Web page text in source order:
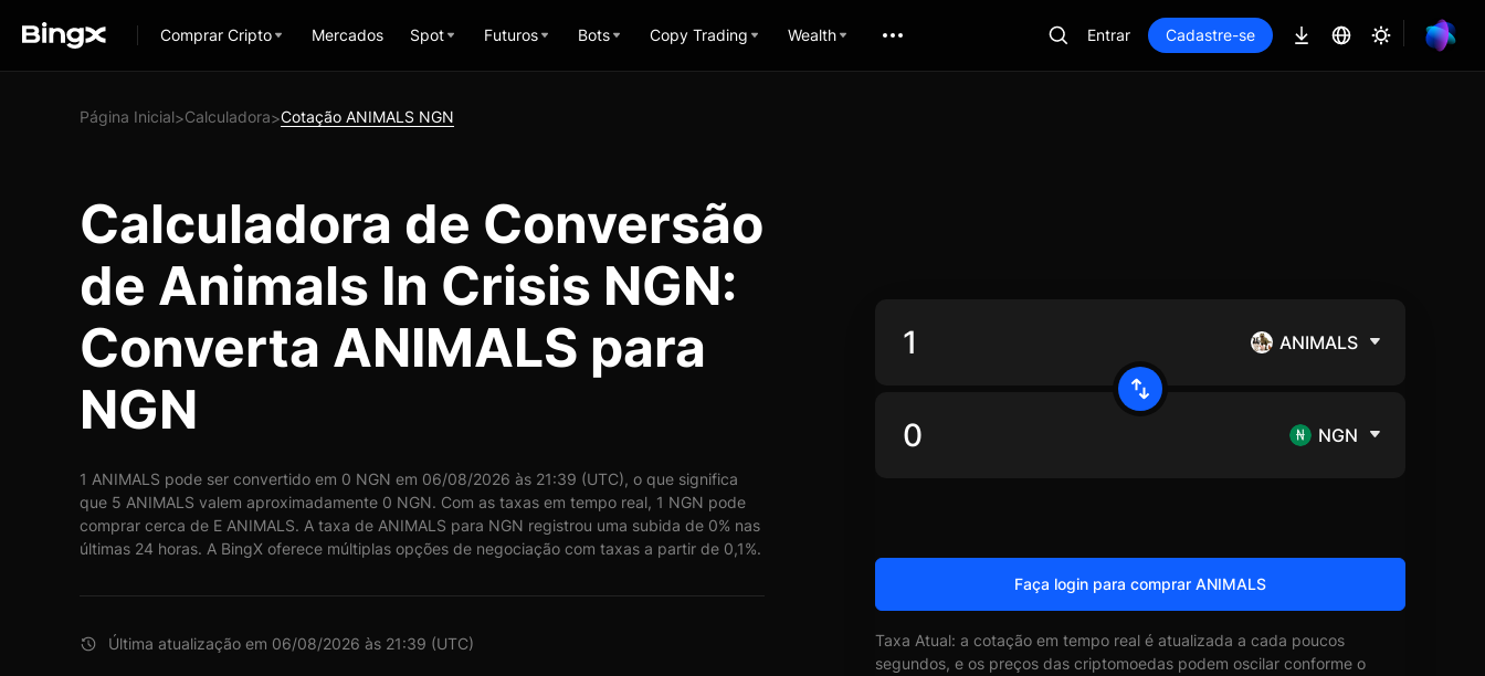
Comprar Cripto Mercados Spot Futuros Bots Copy Trading Wealth Entrar Cadastre-se
Página Inicial>Calculadora>Cotação ANIMALS NGN
Calculadora de Conversão
de Animals In Crisis NGN:
Converta ANIMALS para
NGN
1 ANIMALS pode ser convertido em 0 NGN em 06/08/2026 às 21:39 (UTC), o que significa
que 5 ANIMALS valem aproximadamente 0 NGN. Com as taxas em tempo real, 1 NGN pode
comprar cerca de E ANIMALS. A taxa de ANIMALS para NGN registrou uma subida de 0% nas
últimas 24 horas. A BingX oferece múltiplas opções de negociação com taxas a partir de 0,1%.
Última atualização em 06/08/2026 às 21:39 (UTC)
ANIMALS
NGN
Faça login para comprar ANIMALS
Taxa Atual: a cotação em tempo real é atualizada a cada poucos
segundos, e os preços das criptomoedas podem oscilar conforme o